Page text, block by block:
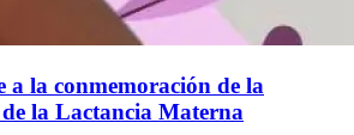
a la conmemoración de la
la Lactancia Materna